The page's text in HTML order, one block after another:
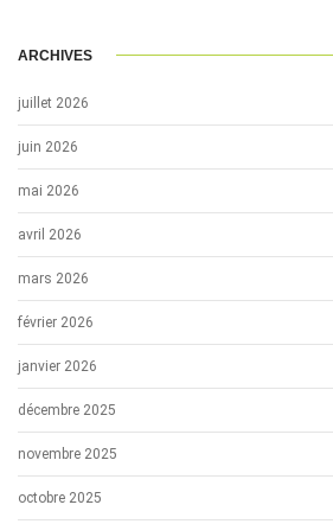
ARCHIVES
juillet 2026
juin 2026
mai 2026
avril 2026
mars 2026
février 2026
janvier 2026
décembre 2025
novembre 2025
octobre 2025